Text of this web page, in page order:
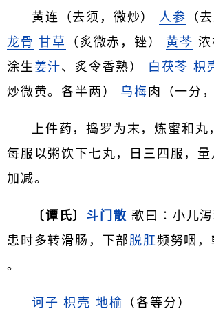
黄连（去须，微炒） 人参 （
龙骨 甘草 （炙微赤，锉） 黄芩 浓
涂生姜汁、炙令香熟） 白茯苓 枳
炒微黄。各半两） 乌梅 肉（一分
上件药，捣罗为末，炼蜜和丸
每服以粥饮下七丸，日三四服，
加减。
〔谭氏〕 斗门散 歌曰∶小儿泻
患时多转滑肠，下部 脱肛频努咽
。
诃子 枳壳 地榆 （各等分）